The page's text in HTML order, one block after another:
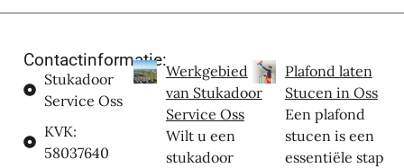
Contactinformatie:
Stukadoor
Service Oss
KVK:
58037640
Werkgebied
van Stukadoor
Service Oss
Wilt u een
stukadoor
Plafond laten
Stucen in Oss
Een plafond
stucen is een
essentiële stap